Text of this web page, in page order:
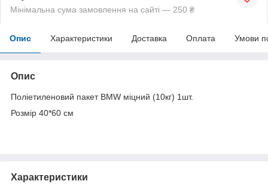
Мінімальна сума замовлення на сайті — 250 ₴
Опис Характеристики Доставка Оплата Умови
Опис
Поліетиленовий пакет BMW міцний (10кг) 1шт.
Розмір 40*60 см
Характеристики